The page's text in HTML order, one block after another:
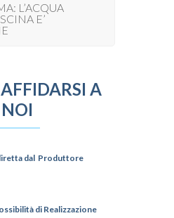
L’ACQUA
E’
A
NOI
dal Produttore
di Realizzazione